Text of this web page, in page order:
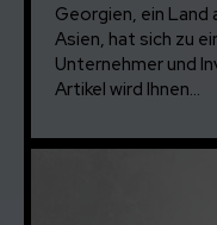
Georgien, ein
Asien, hat sich zu
Unternehmer und
Artikel wird Ihnen...